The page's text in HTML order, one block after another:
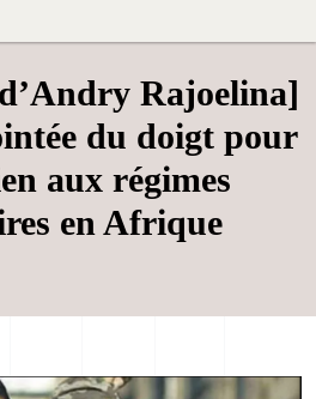
Rajoelina]
du doigt pour
aux régimes
en Afrique